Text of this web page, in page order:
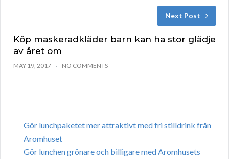
Next Post
Köp maskeradkläder barn kan ha stor glädje
av året om
MAY 19, 2017 NO COMMENTS
Gör lunchpaketet mer attraktivt med fri stilldrink från
Aromhuset
Gör lunchen grönare och billigare med Aromhusets